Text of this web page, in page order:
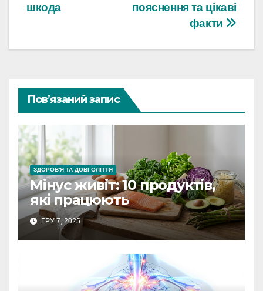
пояснення та цікаві
факти
шкода
Пов’язаний запис
ЗДОРОВ'Я ТА ДОВГОЛІТТЯ
Мінус живіт: 10 продуктів,
які працюють
ГРУ 7, 2025